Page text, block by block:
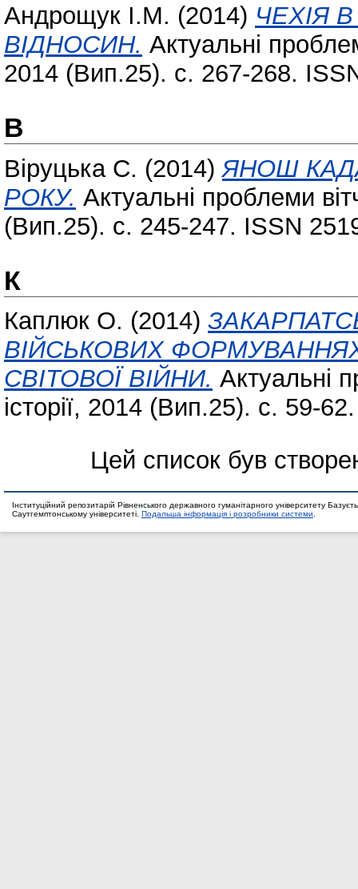
Андрощук І.М. (2014) ЧЕХІЯ
ВІДНОСИН. Актуальні
2014 (Вип.25). с. 267-268.
В
Віруцька С. (2014)ЯНОШ
РОКУ. Актуальні проблеми
(Вип.25). с. 245-247. ISSN
К
Каплюк О. (2014)
ВІЙСЬКОВИХ
СВІТОВОЇ ВІЙНИ. Актуальні
історії, 2014 (Вип.25). с. 59-
Цей список був
Інституційний репозитарій Рівненського державного гуманітарного університету
Саутгемптонському університеті. Подальша інформація і розробники системи.